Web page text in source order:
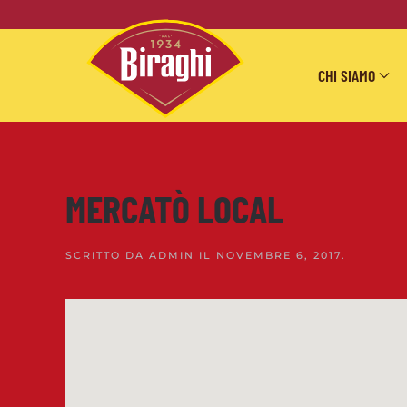
Skip to main content
CHI SIAMO
MERCATÒ LOCAL
SCRITTO DA ADMIN IL NOVEMBRE 6, 2017.